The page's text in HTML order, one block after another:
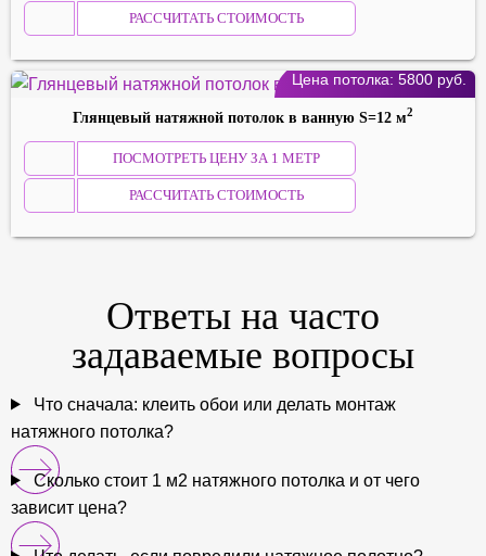
РАССЧИТАТЬ СТОИМОСТЬ
Цена потолка: 5800 руб.
Глянцевый натяжной потолок в ванную S=12 м2
ПОСМОТРЕТЬ ЦЕНУ ЗА 1 МЕТР
РАССЧИТАТЬ СТОИМОСТЬ
Ответы на часто
задаваемые вопросы
Что сначала: клеить обои или делать монтаж
натяжного потолка?
Сколько стоит 1 м2 натяжного потолка и от чего
зависит цена?